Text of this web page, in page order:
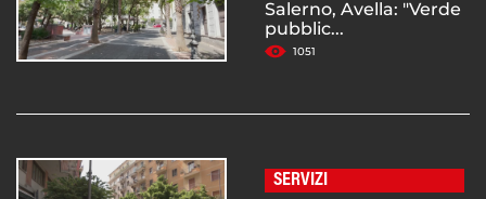
Salerno, Avella: "Verde
pubblic...
1051
SERVIZI